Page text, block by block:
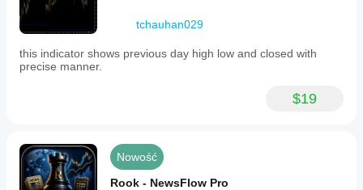
tchauhan029
this indicator shows previous day high low and closed with
precise manner.
$19
Nowość
Rook - NewsFlow Pro